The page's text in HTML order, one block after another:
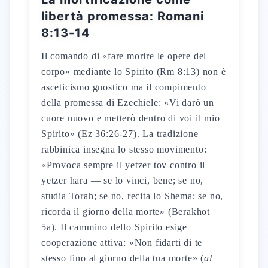
libertà promessa: Romani
8:13-14
Il comando di «fare morire le opere del
corpo» mediante lo Spirito (Rm 8:13) non è
asceticismo gnostico ma il compimento
della promessa di Ezechiele: «Vi darò un
cuore nuovo e metterò dentro di voi il mio
Spirito» (Ez 36:26-27). La tradizione
rabbinica insegna lo stesso movimento:
«Provoca sempre il yetzer tov contro il
yetzer hara — se lo vinci, bene; se no,
studia Torah; se no, recita lo Shema; se no,
ricorda il giorno della morte» (Berakhot
5a). Il cammino dello Spirito esige
cooperazione attiva: «Non fidarti di te
stesso fino al giorno della tua morte» (al